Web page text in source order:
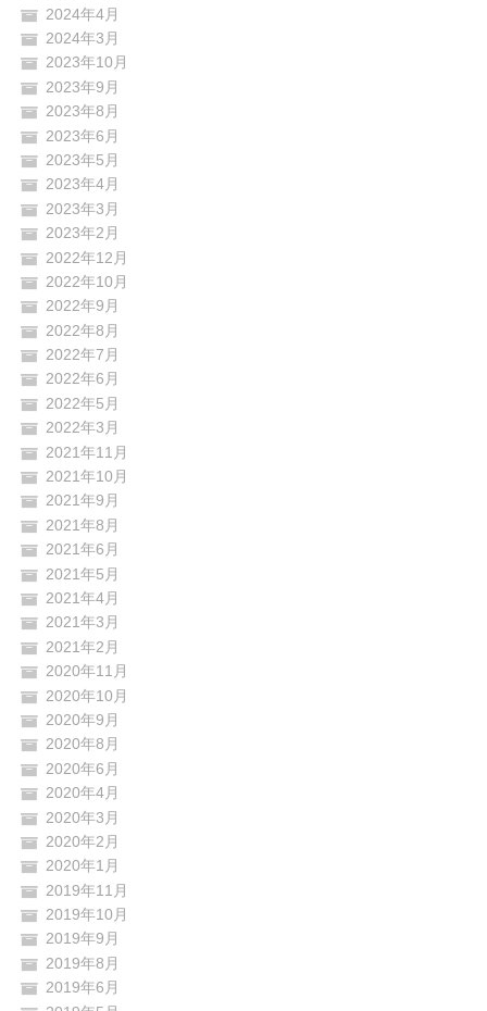
2024年4月
2024年3月
2023年10月
2023年9月
2023年8月
2023年6月
2023年5月
2023年4月
2023年3月
2023年2月
2022年12月
2022年10月
2022年9月
2022年8月
2022年7月
2022年6月
2022年5月
2022年3月
2021年11月
2021年10月
2021年9月
2021年8月
2021年6月
2021年5月
2021年4月
2021年3月
2021年2月
2020年11月
2020年10月
2020年9月
2020年8月
2020年6月
2020年4月
2020年3月
2020年2月
2020年1月
2019年11月
2019年10月
2019年9月
2019年8月
2019年6月